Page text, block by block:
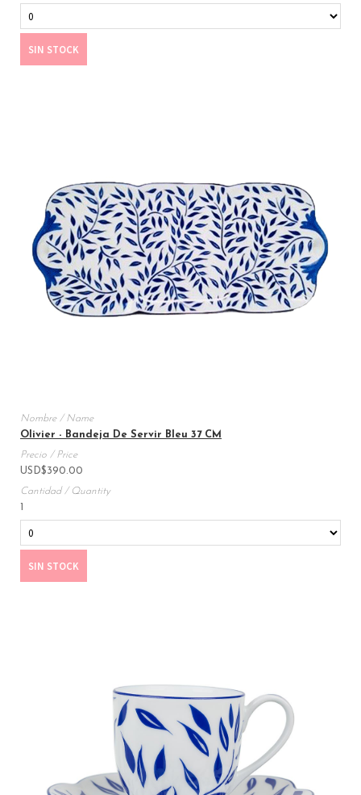
SIN STOCK
Olivier - Bandeja De Servir Bleu 37 CM
USD$390.00
SIN STOCK